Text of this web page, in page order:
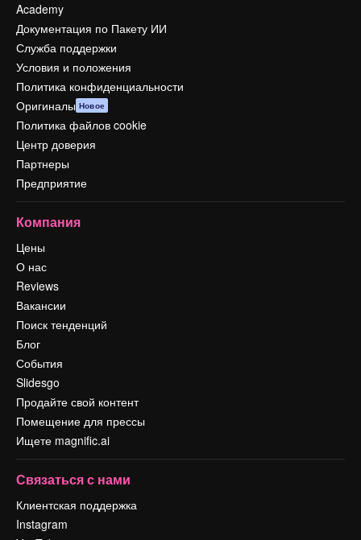
Academy
Документация по Пакету ИИ
Служба поддержки
Условия и положения
Политика конфиденциальности
Оригиналы Новое
Политика файлов cookie
Центр доверия
Партнеры
Предприятие
Компания
Цены
О нас
Reviews
Вакансии
Поиск тенденций
Блог
События
Slidesgo
Продайте свой контент
Помещение для прессы
Ищете magnific.ai
Связаться с нами
Клиентская поддержка
Instagram